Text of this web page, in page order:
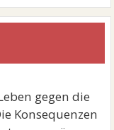
gegen die
Konsequenzen